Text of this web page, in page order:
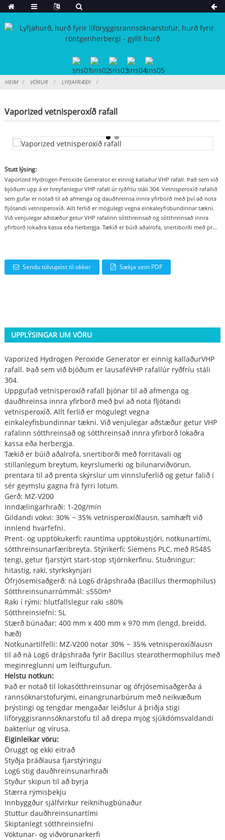
HEIM VÖRUR LYFJAFRÆÐI
Vaporized vetnisperoxíð rafall
Stutt lýsing:
Vaporized Hydrogen Peroxide Generator er einnig kallaður VHP rafall. Það sem við
bjóðum upp á er hreyfanlegur VHP rafall úr ryðfríu stáli 304. Vetnisperoxíð rafallið
sem gufar er notað til að afmenga og dauðhreinsa innra yfirborð með því að nota
fljótandi vetnisperoxíð. Allt ferlið er mögulegt vegna einkaleyfisbundinnar tækni.
Við venjulegar aðstæður getur VHP rafalinn sótthreinsað og sótthreinsað innra
yfirborð lokaðra kassa eða herbergja. Tækið er búið aðalrofa, snertiborði með pr...
Sendu tölvupóst til okkar Sækja sem PDF
UPPLÝSINGAR UM VÖRU
Vaporized Hydrogen Peroxide Generator er einnig kallaðurVHP
rafall. Það sem við bjóðum er lausaféVHP rafallúr ryðfríu stáli
304.
Uppgufað vetnisperoxíð rafall þjónar til að afmenga og
dauðhreinsa innra yfirborð með því að nota fljótandi
vetnisperoxíð. Allt ferlið er mögulegt vegna
einkaleyfisbundinnar tækni. Við venjulegar aðstæður getur VHP
rafalinn sótthreinsað og sótthreinsað innra yfirborð lokaðra
kassa eða herbergja.
Tækið er búið aðalrofa, snertiborði með forritavali og
stillanlegum breytum, keyrslumerki og bilunarviðvörun,
prentara til að prenta skýrslur um vinnsluferlið og getur falið í
sér geymslu gagna frá fyrri lotum.
Gerð: MZ-V200
Inndælingarhraði: 1-20g/mín
Gildandi vökvi: 30% ~ 35% vetnisperoxíðlausn, samhæft við
innlend hvarfefni.
Prent- og upptökukerfi: rauntíma upptökustjóri, notkunartími,
sótthreinsunarfæribreyta. Stýrikerfi: Siemens PLC, með RS485
tengi, getur fjarstýrt start-stop stjórnkerfinu. Stuðningur:
hitastig, raki, styrkskynjari
Ófrjósemisaðgerð: ná Log6 drápshraða (Bacillus thermophilus)
Sótthreinsunarrúmmál: ≤550m³
Raki í rými: hlutfallslegur raki ≤80%
Sótthreinsiefni: 5L
Stærð búnaðar: 400 mm x 400 mm x 970 mm (lengd, breidd,
hæð)
Notkunartilfelli: MZ-V200 notar 30% ~ 35% vetnisperoxíðlausn
til að ná Log6 drápshraða fyrir Bacillus stearothermophilus með
meginreglunni um leifturgufun.
Helstu notkun:
Það er notað til lokasótthreinsunar og ófrjósemisaðgerða á
rannsóknarstofurými, einangrunarbúrum með neikvæðum
þrýstingi og tengdar mengaðar leiðslur á þriðja stigi
líföryggisrannsóknarstofu til að drepa mjög sjúkdómsvaldandi
bakteríur og vírusa.
Eiginleikar vöru:
Öruggt og ekki eitrað
Styðja þráðlausa fjarstýringu
Log6 stig dauðhreinsunarhraði
Styður skipun til að byrja
Stærra rýmisþekju
Innbyggður sjálfvirkur reiknihugbúnaður
Stuttur dauðhreinsunartími
Skiptanlegt sótthreinsiefni
Vöktunar- og viðvörunarkerfi